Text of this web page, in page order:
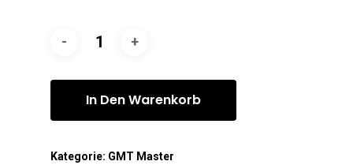
In Den Warenkorb
Kategorie: GMT Master